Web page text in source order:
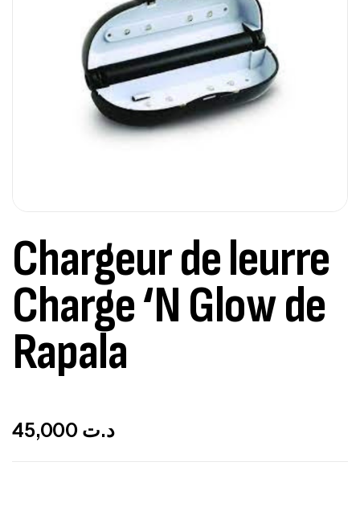
Chargeur de leurre
Charge ‘N Glow de
Rapala
د.ت